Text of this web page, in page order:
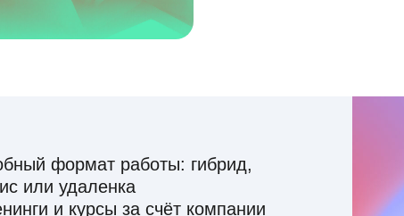
формат работы: гибрид,
или удаленка
и курсы за счёт компании